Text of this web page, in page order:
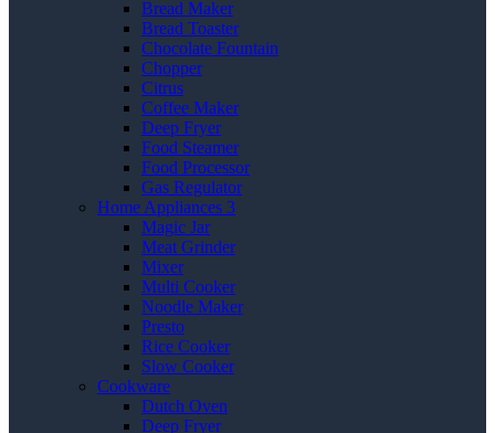
Bread Maker
Bread Toaster
Chocolate Fountain
Chopper
Citrus
Coffee Maker
Deep Fryer
Food Steamer
Food Processor
Gas Regulator
Home Appliances 3
Magic Jar
Meat Grinder
Mixer
Multi Cooker
Noodle Maker
Presto
Rice Cooker
Slow Cooker
Cookware
Dutch Oven
Deep Fryer